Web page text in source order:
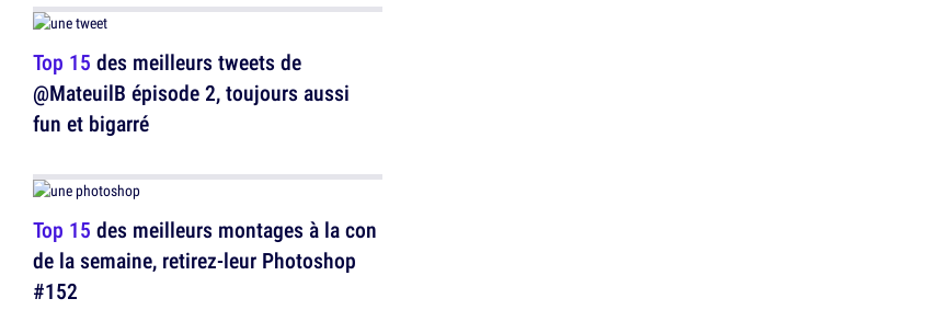
Top 15 des meilleurs tweets de
@MateuilB épisode 2, toujours aussi
fun et bigarré
Top 15 des meilleurs montages à la con
de la semaine, retirez-leur Photoshop
#152